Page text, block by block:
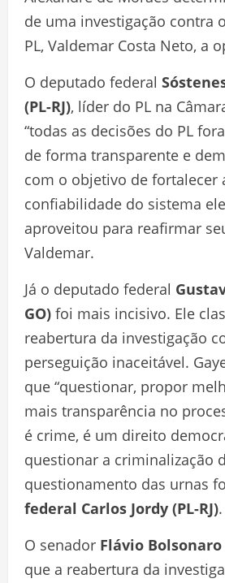
de uma investigação contra
PL, Valdemar Costa Neto, a
O deputado federal
(PL-RJ), líder do PL na
“todas as decisões do PL
de forma transparente e
com o objetivo de fortalecer
confiabilidade do sistema
aproveitou para reafirmar
Valdemar.
Já o deputado federal
GO) foi mais incisivo. Ele
reabertura da investigação
perseguição inaceitável.
que “questionar, propor
mais transparência no
é crime, é um direito
questionar a criminalização
questionamento das urnas
federal Carlos Jordy (PL-RJ).
O senador Flávio Bolsonaro
que a reabertura da